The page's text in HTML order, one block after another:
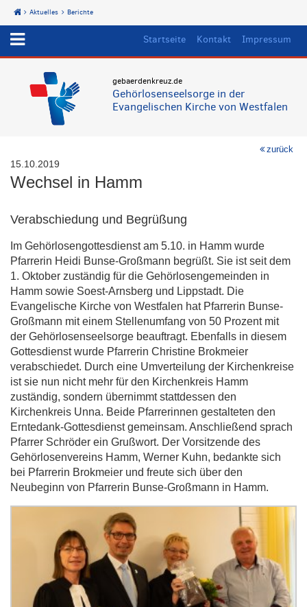
Start
Aktuelles Berichte
Startseite Kontakt Impressum
gebaerdenkreuz.de
Gehörlosenseelsorge in der
Evangelischen Kirche von Westfalen
zurück
15.10.2019
Wechsel in Hamm
Verabschiedung und Begrüßung
Im Gehörlosengottesdienst am 5.10. in Hamm wurde
Pfarrerin Heidi Bunse-Großmann begrüßt. Sie ist seit dem
1. Oktober zuständig für die Gehörlosengemeinden in
Hamm sowie Soest-Arnsberg und Lippstadt. Die
Evangelische Kirche von Westfalen hat Pfarrerin Bunse-
Großmann mit einem Stellenumfang von 50 Prozent mit
der Gehörlosenseelsorge beauftragt. Ebenfalls in diesem
Gottesdienst wurde Pfarrerin Christine Brokmeier
verabschiedet. Durch eine Umverteilung der Kirchenkreise
ist sie nun nicht mehr für den Kirchenkreis Hamm
zuständig, sondern übernimmt stattdessen den
Kirchenkreis Unna. Beide Pfarrerinnen gestalteten den
Erntedank-Gottesdienst gemeinsam. Anschließend sprach
Pfarrer Schröder ein Grußwort. Der Vorsitzende des
Gehörlosenvereins Hamm, Werner Kuhn, bedankte sich
bei Pfarrerin Brokmeier und freute sich über den
Neubeginn von Pfarrerin Bunse-Großmann in Hamm.